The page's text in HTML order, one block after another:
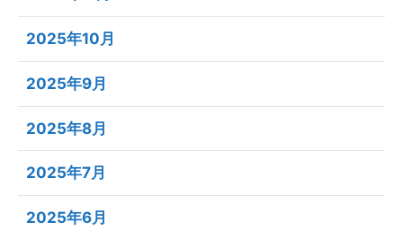
2025年10月
2025年9月
2025年8月
2025年7月
2025年6月